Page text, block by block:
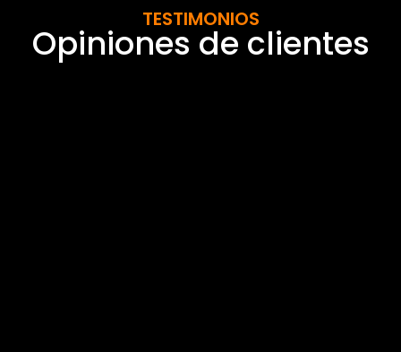
TESTIMONIOS
Opiniones de clientes